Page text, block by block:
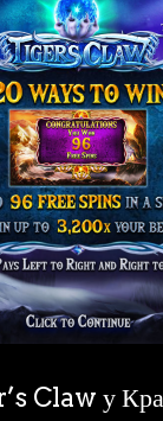
Claw у